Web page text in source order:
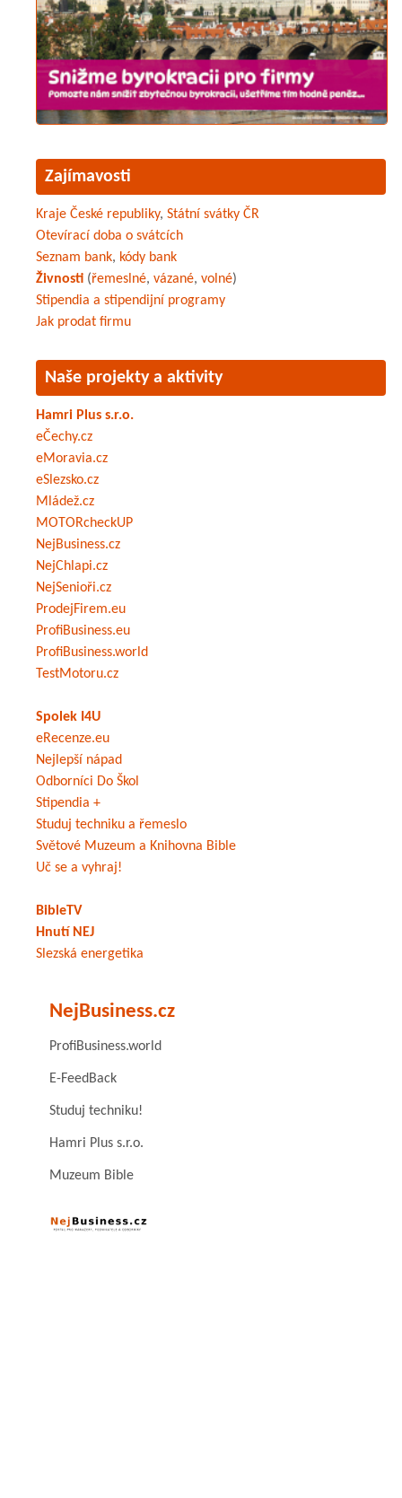
Zajímavosti
Kraje České republiky, Státní svátky ČR
Otevírací doba o svátcích
Seznam bank, kódy bank
Živnosti (řemeslné, vázané, volné)
Stipendia a stipendijní programy
Jak prodat firmu
Naše projekty a aktivity
Hamri Plus s.r.o.
eČechy.cz
eMoravia.cz
eSlezsko.cz
Mládež.cz
MOTORcheckUP
NejBusiness.cz
NejChlapi.cz
NejSenioři.cz
ProdejFirem.eu
ProfiBusiness.eu
ProfiBusiness.world
TestMotoru.cz
Spolek I4U
eRecenze.eu
Nejlepší nápad
Odborníci Do Škol
Stipendia +
Studuj techniku a řemeslo
Světové Muzeum a Knihovna Bible
Uč se a vyhraj!
BibleTV
Hnutí NEJ
Slezská energetika
NejBusiness.cz
ProfiBusiness.world
E-FeedBack
Studuj techniku!
Hamri Plus s.r.o.
Muzeum Bible